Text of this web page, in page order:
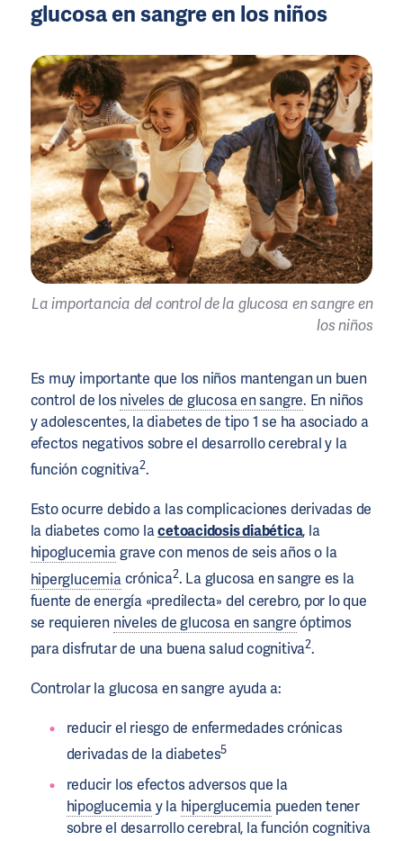
glucosa en sangre en los niños
La importancia del control de la glucosa en sangre en
los niños
Es muy importante que los niños mantengan un buen
control de los niveles de glucosa en sangre. En niños
y adolescentes, la diabetes de tipo 1 se ha asociado a
efectos negativos sobre el desarrollo cerebral y la
función cognitiva2.
Esto ocurre debido a las complicaciones derivadas de
la diabetes como lacetoacidosis diabética, la
hipoglucemiagrave con menos de seis años o la
hiperglucemiacrónica2. La glucosa en sangre es la
fuente de energía «predilecta» del cerebro, por lo que
se requieren niveles de glucosa en sangreóptimos
para disfrutar de una buena salud cognitiva2.
Controlar la glucosa en sangre ayuda a:
reducir el riesgo de enfermedades crónicas
derivadas de la diabetes5
reducir los efectos adversos que la
hipoglucemiay la hiperglucemiapueden tener
sobre el desarrollo cerebral, la función cognitiva